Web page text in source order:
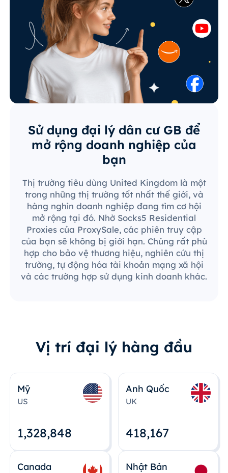
Sử dụng đại lý dân cư GB để
mở rộng doanh nghiệp của
bạn
Thị trường tiêu dùng United Kingdom là một
trong những thị trường tốt nhất thế giới, và
hàng nghìn doanh nghiệp đang tìm cơ hội
mở rộng tại đó. Nhờ Socks5 Residential
Proxies của ProxySale, các phiên truy cập
của bạn sẽ không bị giới hạn. Chúng rất phù
hợp cho bảo vệ thương hiệu, nghiên cứu thị
trường, tự động hóa tài khoản mạng xã hội
và các trường hợp sử dụng kinh doanh khác.
Vị trí đại lý hàng đầu
Mỹ
US
1,328,848
Anh Quốc
UK
418,167
Canada Nhật Bản